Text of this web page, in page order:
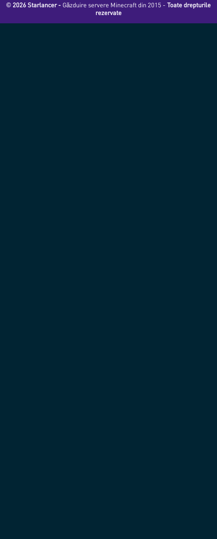
© 2026 Starlancer - Găzduire servere Minecraft din 2015 - Toate drepturile
rezervate